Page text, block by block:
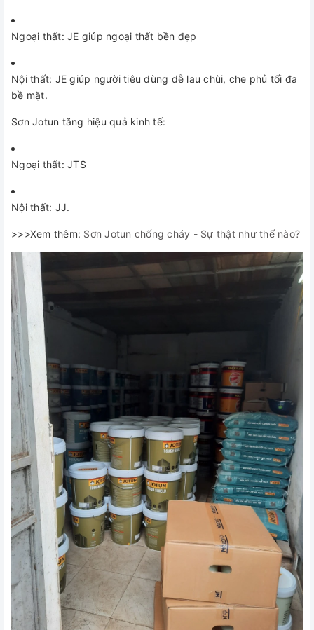
Ngoại thất: JE giúp ngoại thất bền đẹp
Nội thất: JE giúp người tiêu dùng dễ lau chùi, che phủ tối đa
bề mặt.
Sơn Jotun tăng hiệu quả kinh tế:
Ngoại thất: JTS
Nội thất: JJ.
>>>Xem thêm: Sơn Jotun chống cháy - Sự thật như thế nào?